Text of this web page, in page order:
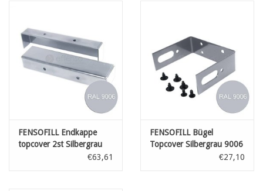
FENSOFILL Endkappe
topcover 2st Silbergrau
€63,61
FENSOFILL Bügel
Topcover Silbergrau 9006
€27,10